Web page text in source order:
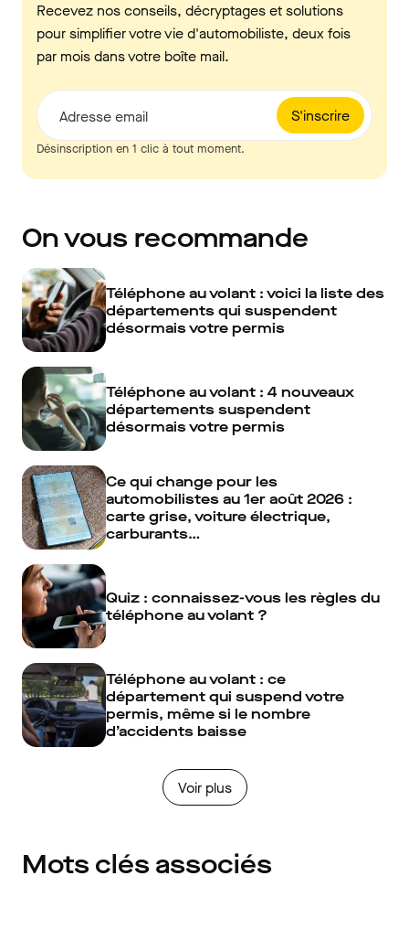
Recevez nos conseils, décryptages et solutions
pour simplifier votre vie d'automobiliste, deux fois
par mois dans votre boîte mail.
S'inscrire
Adresse email
Désinscription en 1 clic à tout moment.
On vous recommande
Téléphone au volant : voici la liste des
départements qui suspendent
désormais votre permis
Téléphone au volant : 4 nouveaux
départements suspendent
désormais votre permis
Ce qui change pour les
automobilistes au 1er août 2026 :
carte grise, voiture électrique,
carburants…
Quiz : connaissez-vous les règles du
téléphone au volant ?
Téléphone au volant : ce
département qui suspend votre
permis, même si le nombre
d’accidents baisse
Voir plus
Mots clés associés